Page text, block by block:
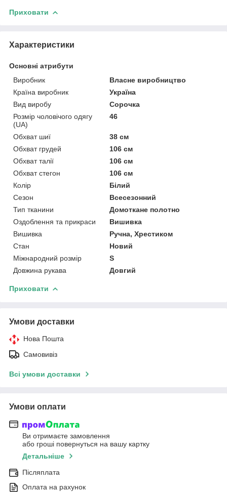
Приховати
Характеристики
Основні атрибути
Виробник
Власне виробництво
Країна виробник
Україна
Вид виробу
Сорочка
Розмір чоловічого одягу
(UA)
46
Обхват шиї
38 см
Обхват грудей
106 см
Обхват талії
106 см
Обхват стегон
106 см
Колір
Білий
Сезон
Всесезонний
Тип тканини
Домоткане полотно
Оздоблення та прикраси
Вишивка
Вишивка
Ручна, Хрестиком
Стан
Новий
Міжнародний розмір
S
Довжина рукава
Довгий
Приховати
Умови доставки
Нова Пошта
Самовивіз
Всі умови доставки
Умови оплати
Ви отримаєте замовлення
або гроші повернуться на вашу картку
Детальніше
Післяплата
Оплата на рахунок